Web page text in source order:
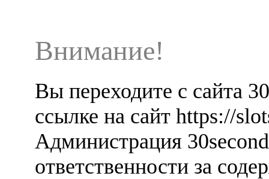
Внимание!
Вы переходите с сайта
ссылке на сайт https://
Администрация
ответственности за